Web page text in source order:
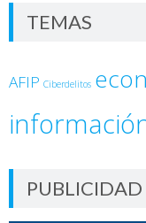
TEMAS
AFIP Ciberdelitos
PUBLICIDAD